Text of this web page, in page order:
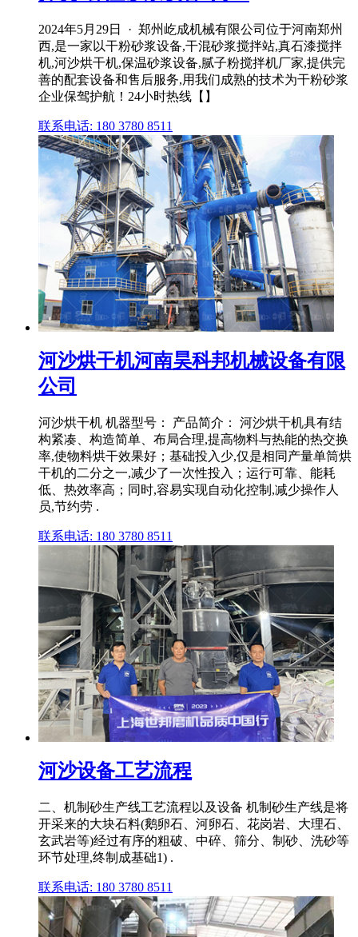
2024年5月29日 · 郑州屹成机械有限公司位于河南郑州
西,是一家以干粉砂浆设备,干混砂浆搅拌站,真石漆搅拌
机,河沙烘干机,保温砂浆设备,腻子粉搅拌机厂家,提供完
善的配套设备和售后服务,用我们成熟的技术为干粉砂浆
企业保驾护航！24小时热线【】
联系电话: 180 3780 8511
河沙烘干机河南昊科邦机械设备有限
公司
河沙烘干机 机器型号： 产品简介： 河沙烘干机具有结
构紧凑、构造简单、布局合理,提高物料与热能的热交换
率,使物料烘干效果好；基础投入少,仅是相同产量单筒烘
干机的二分之一,减少了一次性投入；运行可靠、能耗
低、热效率高；同时,容易实现自动化控制,减少操作人
员,节约劳 .
联系电话: 180 3780 8511
河沙设备工艺流程
二、机制砂生产线工艺流程以及设备 机制砂生产线是将
开采来的大块石料(鹅卵石、河卵石、花岗岩、大理石、
玄武岩等)经过有序的粗破、中碎、筛分、制砂、洗砂等
环节处理,终制成基础1) .
联系电话: 180 3780 8511